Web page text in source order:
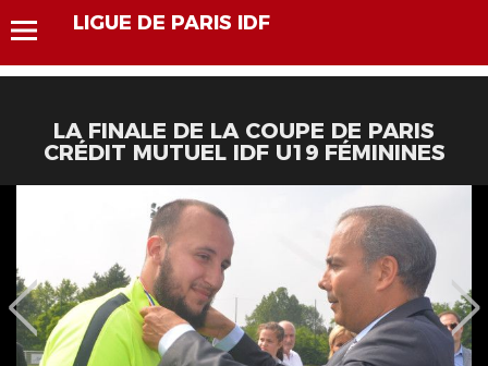
LIGUE DE PARIS IDF
LA FINALE DE LA COUPE DE PARIS
CRÉDIT MUTUEL IDF U19 FÉMININES